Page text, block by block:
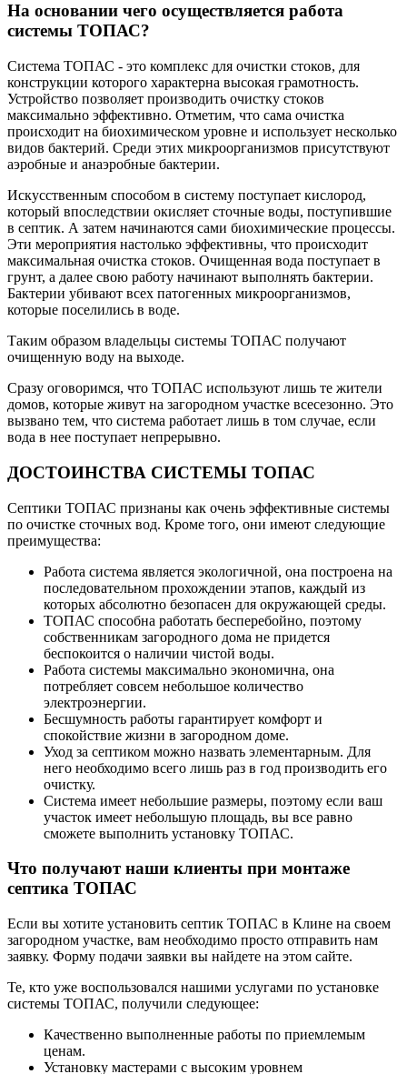
На основании чего осуществляется работа
системы ТОПАС?
Система ТОПАС - это комплекс для очистки стоков, для
конструкции которого характерна высокая грамотность.
Устройство позволяет производить очистку стоков
максимально эффективно. Отметим, что сама очистка
происходит на биохимическом уровне и использует несколько
видов бактерий. Среди этих микроорганизмов присутствуют
аэробные и анаэробные бактерии.
Искусственным способом в систему поступает кислород,
который впоследствии окисляет сточные воды, поступившие
в септик. А затем начинаются сами биохимические процессы.
Эти мероприятия настолько эффективны, что происходит
максимальная очистка стоков. Очищенная вода поступает в
грунт, а далее свою работу начинают выполнять бактерии.
Бактерии убивают всех патогенных микроорганизмов,
которые поселились в воде.
Таким образом владельцы системы ТОПАС получают
очищенную воду на выходе.
Сразу оговоримся, что ТОПАС используют лишь те жители
домов, которые живут на загородном участке всесезонно. Это
вызвано тем, что система работает лишь в том случае, если
вода в нее поступает непрерывно.
ДОСТОИНСТВА СИСТЕМЫ ТОПАС
Септики ТОПАС признаны как очень эффективные системы
по очистке сточных вод. Кроме того, они имеют следующие
преимущества:
Работа система является экологичной, она построена на
последовательном прохождении этапов, каждый из
которых абсолютно безопасен для окружающей среды.
ТОПАС способна работать бесперебойно, поэтому
собственникам загородного дома не придется
беспокоится о наличии чистой воды.
Работа системы максимально экономична, она
потребляет совсем небольшое количество
электроэнергии.
Бесшумность работы гарантирует комфорт и
спокойствие жизни в загородном доме.
Уход за септиком можно назвать элементарным. Для
него необходимо всего лишь раз в год производить его
очистку.
Система имеет небольшие размеры, поэтому если ваш
участок имеет небольшую площадь, вы все равно
сможете выполнить установку ТОПАС.
Что получают наши клиенты при монтаже
септика ТОПАС
Если вы хотите установить септик ТОПАС в Клине на своем
загородном участке, вам необходимо просто отправить нам
заявку. Форму подачи заявки вы найдете на этом сайте.
Те, кто уже воспользовался нашими услугами по установке
системы ТОПАС, получили следующее:
Качественно выполненные работы по приемлемым
ценам.
Установку мастерами с высоким уровнем